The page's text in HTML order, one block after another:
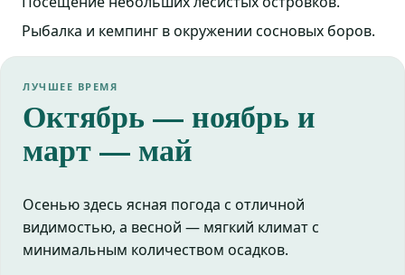
Рыбалка и кемпинг в окружении сосновых боров.
ЛУЧШЕЕ ВРЕМЯ
Октябрь — ноябрь и
март — май
Осенью здесь ясная погода с отличной
видимостью, а весной — мягкий климат с
минимальным количеством осадков.